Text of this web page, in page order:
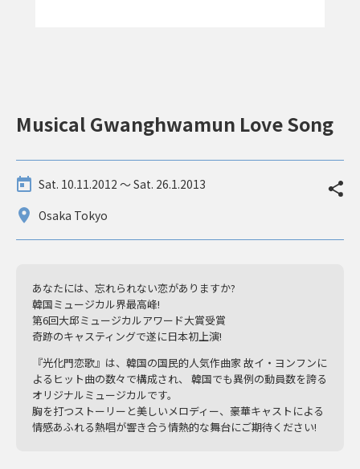
Musical Gwanghwamun Love Song
Sat. 10.11.2012 〜 Sat. 26.1.2013
Osaka Tokyo
あなたには、忘れられない恋がありますか?
韓国ミュージカル界最高峰!
第6回大邱ミュージカルアワード大賞受賞
奇跡のキャスティングで遂に日本初上演!
『光化門恋歌』は、韓国の国民的人気作曲家 故イ・ヨンフンに
よるヒット曲の数々で構成され、 韓国でも異例の動員数を誇る
オリジナルミュージカルです。
胸を打つストーリーと美しいメロディー、豪華キャストによる
情感あふれる熱唱が響き合う情熱的な舞台にご期待ください!